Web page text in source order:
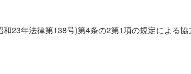
23年法律第138号)第4条の2第1項の規定による協